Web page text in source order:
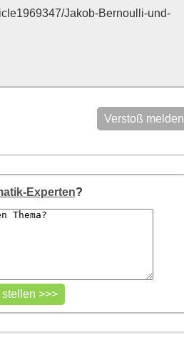
Jakob-Bernoulli-und-
Verstoß melden
Experten?